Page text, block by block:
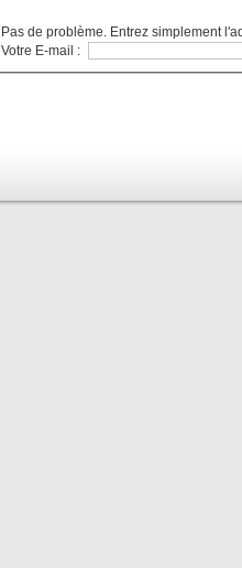
Pas de problème. Entrez simplement
Votre E-mail :